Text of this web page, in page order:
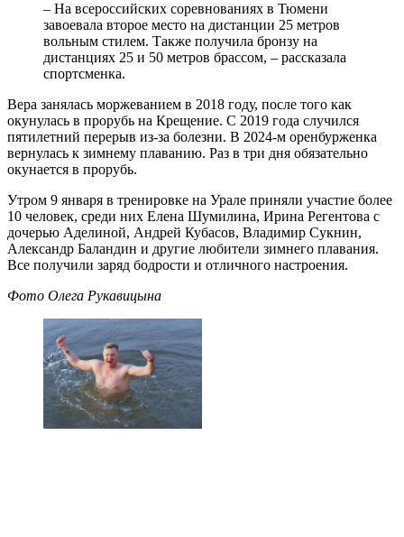
– На всероссийских соревнованиях в Тюмени
завоевала второе место на дистанции 25 метров
вольным стилем. Также получила бронзу на
дистанциях 25 и 50 метров брассом, – рассказала
спортсменка.
Вера занялась моржеванием в 2018 году, после того как
окунулась в прорубь на Крещение. С 2019 года случился
пятилетний перерыв из-за болезни. В 2024-м оренбурженка
вернулась к зимнему плаванию. Раз в три дня обязательно
окунается в прорубь.
Утром 9 января в тренировке на Урале приняли участие более
10 человек, среди них Елена Шумилина, Ирина Регентова с
дочерью Аделиной, Андрей Кубасов, Владимир Сукнин,
Александр Баландин и другие любители зимнего плавания.
Все получили заряд бодрости и отличного настроения.
Фото Олега Рукавицына